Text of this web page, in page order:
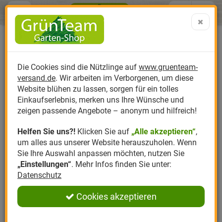
Produktkatalog
Anzucht
Dünger
Erde
Kompost
Pflanzenstärkung
Nützlinge Nützlinge gegen
Nützlingsarten
Nützlingsförderung
Nützlingszubehör
Hersteller
Biplantol
Felco
Gloria
Greenfield
Romberg
Themenwelt
Gemüsegarten
Rasen
Rosen
Ziergarten
Kräutergarten
Ratgeber
Aktuelle Themen
Schädlinge aktuell
Angebote
Sparsets / Set-
Angebote
0 ARTIKEL IM WARENKORB
Ergebnisse () Fertig
Menü Search
Die Cookies sind die Nützlinge auf www.gruenteam-
versand.de. Wir arbeiten im Verborgenen, um diese
Website blühen zu lassen, sorgen für ein tolles
Einkaufserlebnis, merken uns Ihre Wünsche und
zeigen passende Angebote – anonym und hilfreich!
Helfen Sie uns?! Klicken Sie auf „Alle akzeptieren“,
um alles aus unserer Website herauszuholen. Wenn
Sie Ihre Auswahl anpassen möchten, nutzen Sie
„Einstellungen“. Mehr Infos finden Sie unter:
Datenschutz
Cookies akzeptieren